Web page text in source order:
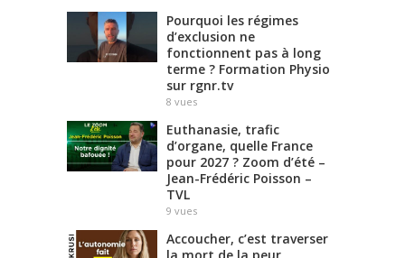
Pourquoi les régimes
d’exclusion ne
fonctionnent pas à long
terme ? Formation Physio
sur rgnr.tv
8 vues
Euthanasie, trafic
d’organe, quelle France
pour 2027 ? Zoom d’été –
Jean-Frédéric Poisson –
TVL
9 vues
Accoucher, c’est traverser